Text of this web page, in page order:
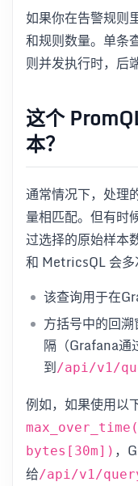
如果你在告警规则
和规则数量。单条
则并发执行时，后
这个
本？
通常情况下，处理
量相匹配。但有时
过选择的原始样本
和 MetricsQL 会多
该查询用于在
方括号中的回
隔（Grafana通
到/api/v1/
例如，如果使用以
bytes[30m]) ，
给/api/v1/